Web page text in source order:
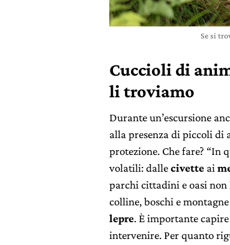
Se si
Cuccioli di
li troviamo
Durante un’escursione
alla presenza di piccoli di
protezione. Che fare? “In
volatili: dallecivette ai
parchi cittadini e oasi
colline, boschi e
lepre. È importante
intervenire. Per quanto